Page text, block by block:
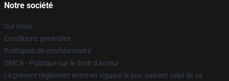
Notre société
Sur nous
Conditions générales
Politiques de confidentialité
DMCA - Politique sur le droit d'auteur
Le présent règlement entre en vigueur le jour suivant celui de sa